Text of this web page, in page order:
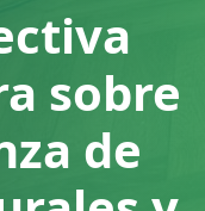
sobre
de